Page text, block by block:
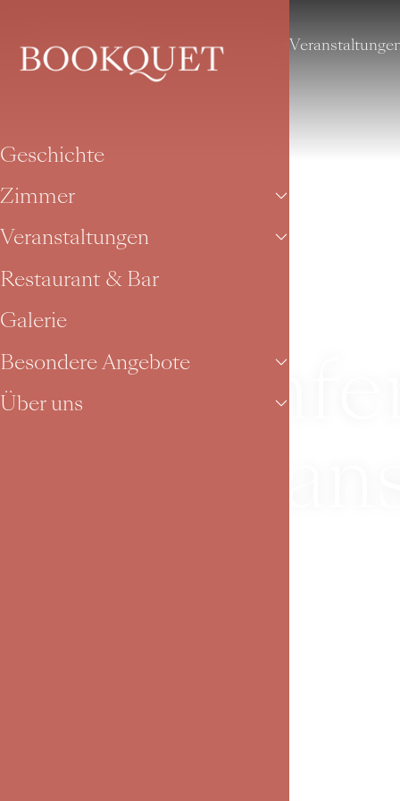
Geschichte
Geschichte
Zimmer
Veranstaltungen
Restaurant & Bar
Galerie
Besondere Angebote
Über uns